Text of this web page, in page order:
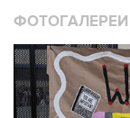
ФОТОГАЛЕРЕИ